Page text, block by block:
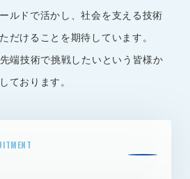
ルドで活かし、社会を支える技術
だけることを期待しています。
端技術で挑戦したいという皆様か
ております。